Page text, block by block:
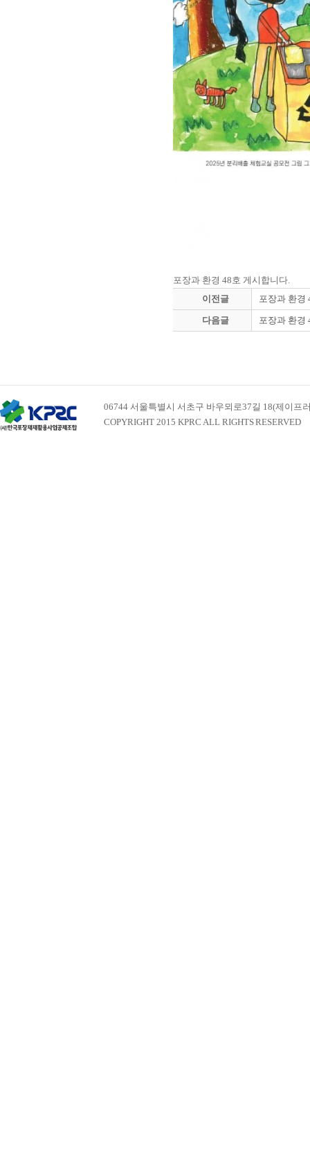
포장과 환경 48호 게시합니다.
이전글
포장과 환경
다음글 포장과 환경
06744 서울특별시 서초구 바우뫼로37길 18(제이프
COPYRIGHT 2015 KPRC ALL RIGHTS RESERVED